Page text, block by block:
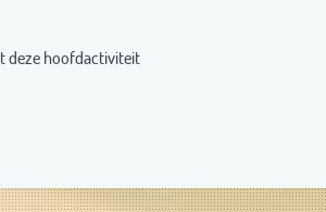
deze hoofdactiviteit